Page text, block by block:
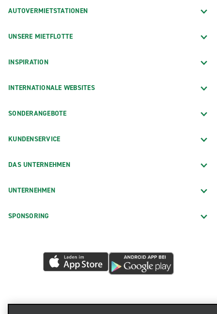
AUTOVERMIETSTATIONEN
UNSERE MIETFLOTTE
INSPIRATION
INTERNATIONALE WEBSITES
SONDERANGEBOTE
KUNDENSERVICE
DAS UNTERNEHMEN
UNTERNEHMEN
SPONSORING